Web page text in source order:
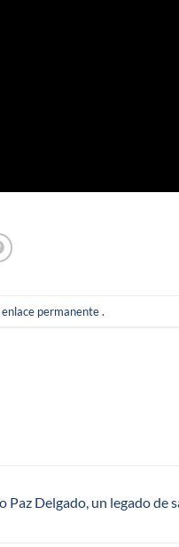
enlace permanente.
Paz Delgado, un legado de